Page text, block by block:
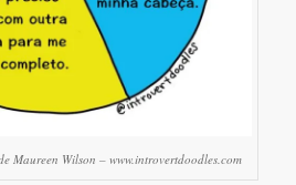
Maureen Wilson – www.introvertdoodles.com